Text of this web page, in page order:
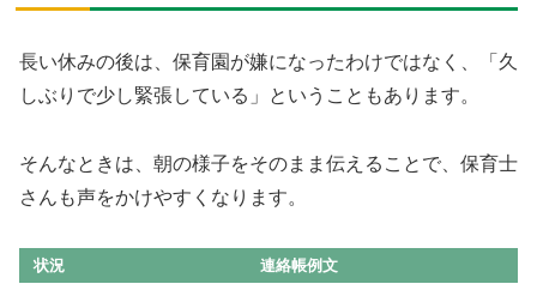
長い休みの後は、保育園が嫌になったわけではなく、「久
しぶりで少し緊張している」ということもあります。
そんなときは、朝の様子をそのまま伝えることで、保育士
さんも声をかけやすくなります。
状況 連絡帳例文